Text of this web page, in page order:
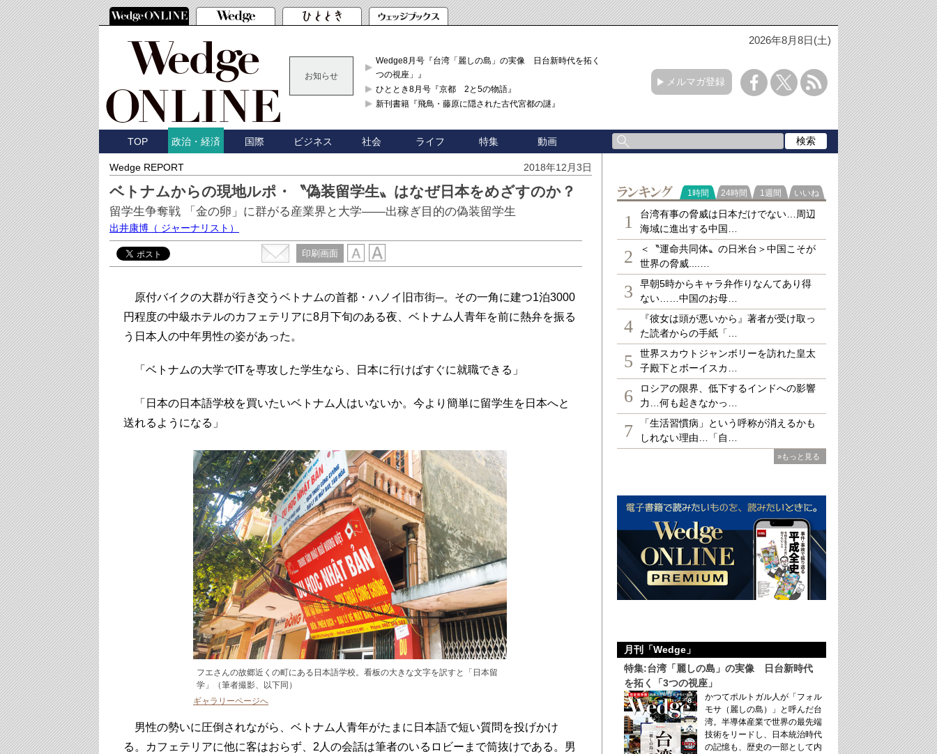
2026年8月8日(土)
お知らせ
Wedge8月号『台湾「麗しの島」の実像 日台新時代を拓く「3
つの視座」』
ひととき8月号『京都 2と5の物語』
新刊書籍『飛鳥・藤原に隠された古代宮都の謎』
メルマガ登録
TOP 政治・経済 国際 ビジネス 社会 ライフ 特集 動画
Wedge REPORT 2018年12月3日
ベトナムからの現地ルポ・〝偽装留学生〟はなぜ日本をめざすのか？
留学生争奪戦 「金の卵」に群がる産業界と大学――出稼ぎ目的の偽装留学生
出井康博 （ ジャーナリスト）
印刷画面
原付バイクの大群が行き交うベトナムの首都・ハノイ旧市街─。その一角に建つ1泊3000
円程度の中級ホテルのカフェテリアに8月下旬のある夜、ベトナム人青年を前に熱弁を振る
う日本人の中年男性の姿があった。
「ベトナムの大学でITを専攻した学生なら、日本に行けばすぐに就職できる」
「日本の日本語学校を買いたいベトナム人はいないか。今より簡単に留学生を日本へと
送れるようになる」
フエさんの故郷近くの町にある日本語学校。看板の大きな文字を訳すと「日本留
学」（筆者撮影、以下同）
ギャラリーページへ
男性の勢いに圧倒されながら、ベトナム人青年がたまに日本語で短い質問を投げかけ
る。カフェテリアに他に客はおらず、2人の会話は筆者のいるロビーまで筒抜けである。男
ランキング
1時間 24時間 1週間 いいね
1
台湾有事の脅威は日本だけでない…周辺
海域に進出する中国…
2
＜〝運命共同体〟の日米台＞中国こそが
世界の脅威....…
3
早朝5時からキャラ弁作りなんてあり得
ない……中国のお母…
4
『彼女は頭が悪いから』著者が受け取っ
た読者からの手紙「…
5
世界スカウトジャンボリーを訪れた皇太
子殿下とボーイスカ…
6
ロシアの限界、低下するインドへの影響
力…何も起きなかっ…
7
「生活習慣病」という呼称が消えるかも
しれない理由…「自…
»もっと見る
月刊「Wedge」
特集:台湾「麗しの島」の実像 日台新時代
を拓く「3つの視座」
かつてポルトガル人が「フォル
モサ（麗しの島）」と呼んだ台
湾。半導体産業で世界の最先端
技術をリードし、日本統治時代
の記憶も、歴史の一部として内